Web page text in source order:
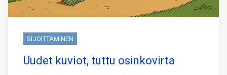
SIJOITTAMINEN
Uudet kuviot, tuttu osinkovirta